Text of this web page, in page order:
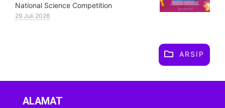
National Science Competition
29 Juli 2026
ARSIP
ALAMAT